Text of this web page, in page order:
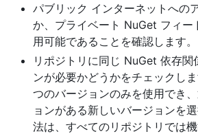
パブリック インターネットへの
か、プライベート NuGet フィー
用可能であることを確認します。
リポジトリに同じ NuGet 依存関
ンが必要かどうかをチェックし
つのバージョンのみを使用でき
ョンがある新しいバージョンを
法は、すべてのリポジトリでは